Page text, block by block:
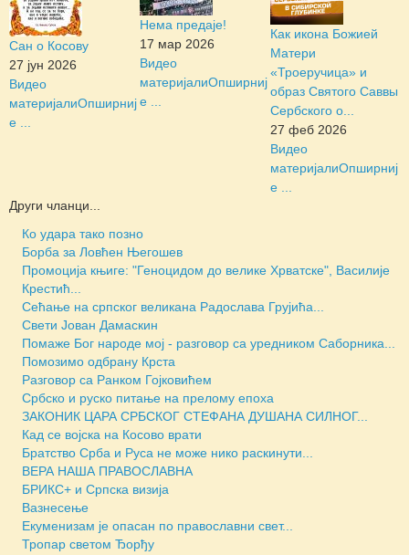
Сан о Косову
27 јун 2026
Видео
материјалиОпширниј
е ...
Нема предаје!
17 мар 2026
Видео
материјалиОпширниј
е ...
Как икона Божией
Матери
«Троеручица» и
образ Святого Саввы
Сербского о...
27 феб 2026
Видео
материјалиОпширниј
е ...
Други чланци...
Ко удара тако позно
Борба за Ловћен Његошев
Промоција књиге: "Геноцидом до велике Хрватске", Василије
Крестић...
Сећање на српског великана Радослава Грујића...
Свети Јован Дамаскин
Помаже Бог народе мој - разговор са уредником Саборника...
Помозимо одбрану Крста
Разговор са Ранком Гојковићем
Србско и руско питање на прелому епоха
ЗАКОНИК ЦАРА СРБСКОГ СТЕФАНА ДУШАНА СИЛНОГ...
Кад се војска на Косово врати
Братство Срба и Руса не може нико раскинути...
ВЕРА НАША ПРАВОСЛАВНА
БРИКС+ и Српска визија
Вазнесење
Екуменизам је опасан по православни свет...
Тропар светом Ђорђу